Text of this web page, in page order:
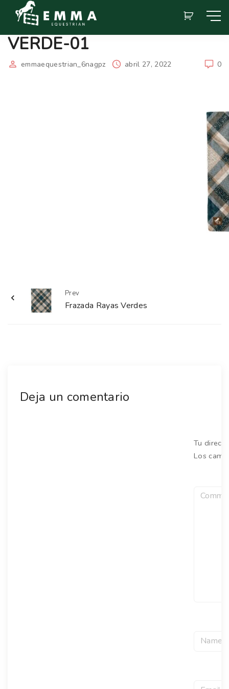
VERDE-01
emmaequestrian_6nagpz abril 27, 2022 0
Prev
Frazada Rayas Verdes
Deja un comentario
Tu
Los